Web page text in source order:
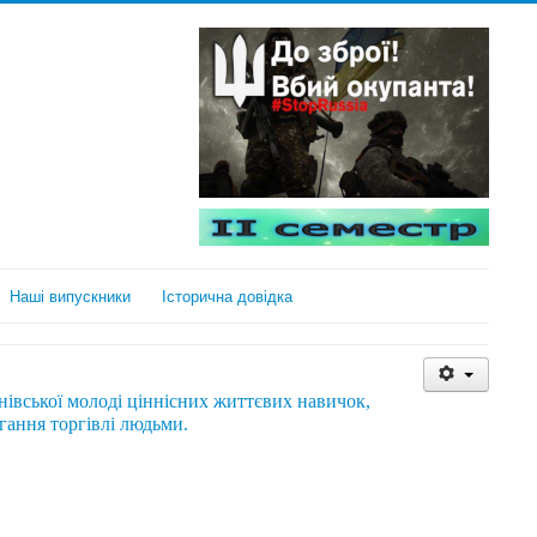
Наші випускники Історична довідка
молоді ціннісних життєвих навичок,
торгівлі людьми.